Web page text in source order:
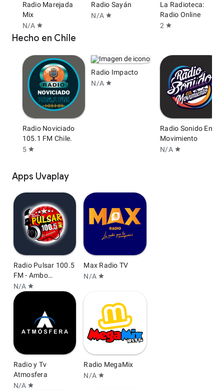
Radio Marejada
Mix
N/A star
Radio Sayán
N/A star
La Radioteca:
Radio Online
2 star
Hecho en Chile
Radio Noviciado
105.1 FM Chile.
5 star
Radio Impacto
N/A star
Radio Sonido En
Movimiento
N/A star
Apps Uvaplay
Radio Pulsar 100.5
FM - Ambo
Huánuco
N/A star
Max Radio TV
N/A star
Radio y Tv
Atmosfera
N/A star
Radio MegaMix
N/A star